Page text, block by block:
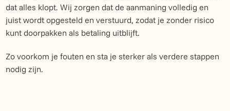
dat alles klopt. Wij zorgen dat de aanmaning volledig en
juist wordt opgesteld en verstuurd, zodat je zonder risico
kunt doorpakken als betaling uitblijft.
Zo voorkom je fouten en sta je sterker als verdere stappen
nodig zijn.